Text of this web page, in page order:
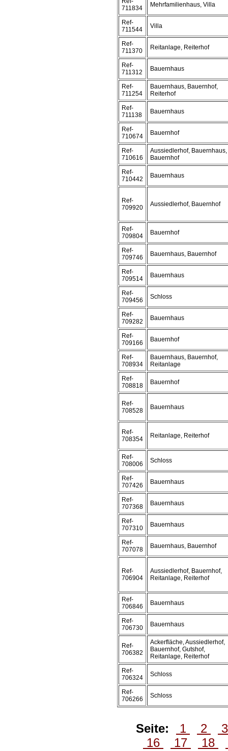
711834
Mehrfamilienhaus, Villa
Ref-
711544
Villa
Ref-
711370
Reitanlage, Reiterhof
Ref-
711312
Bauernhaus
Ref-
711254
Bauernhaus, Bauernhof,
Reiterhof
Ref-
711138
Bauernhaus
Ref-
710674
Bauernhof
Ref-
710616
Aussiedlerhof, Bauernhaus,
Bauernhof
Ref-
710442
Bauernhaus
Ref-
709920
Aussiedlerhof, Bauernhof
Ref-
709804
Bauernhof
Ref-
709746
Bauernhaus, Bauernhof
Ref-
709514
Bauernhaus
Ref-
709456
Schloss
Ref-
709282
Bauernhaus
Ref-
709166
Bauernhof
Ref-
708934
Bauernhaus, Bauernhof,
Reitanlage
Ref-
708818
Bauernhof
Ref-
708528
Bauernhaus
Ref-
708354
Reitanlage, Reiterhof
Ref-
708006
Schloss
Ref-
707426
Bauernhaus
Ref-
707368
Bauernhaus
Ref-
707310
Bauernhaus
Ref-
707078
Bauernhaus, Bauernhof
Ref-
706904
Aussiedlerhof, Bauernhof,
Reitanlage, Reiterhof
Ref-
706846
Bauernhaus
Ref-
706730
Bauernhaus
Ref-
706382
Ackerfläche, Aussiedlerhof,
Bauernhof, Gutshof,
Reitanlage, Reiterhof
Ref-
706324
Schloss
Ref-
706266
Schloss
Seite: 1 2
16
17 18